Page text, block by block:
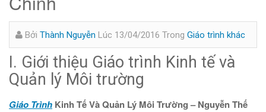
Bởi Thành Nguyễn Lúc 13/04/2016 Trong Giáo trình khác
I. Giới thiệu Giáo trình Kinh tế và
Quản lý Môi trường
Giáo Trình Kinh Tế Và Quản Lý Môi Trường – Nguyễn Thế